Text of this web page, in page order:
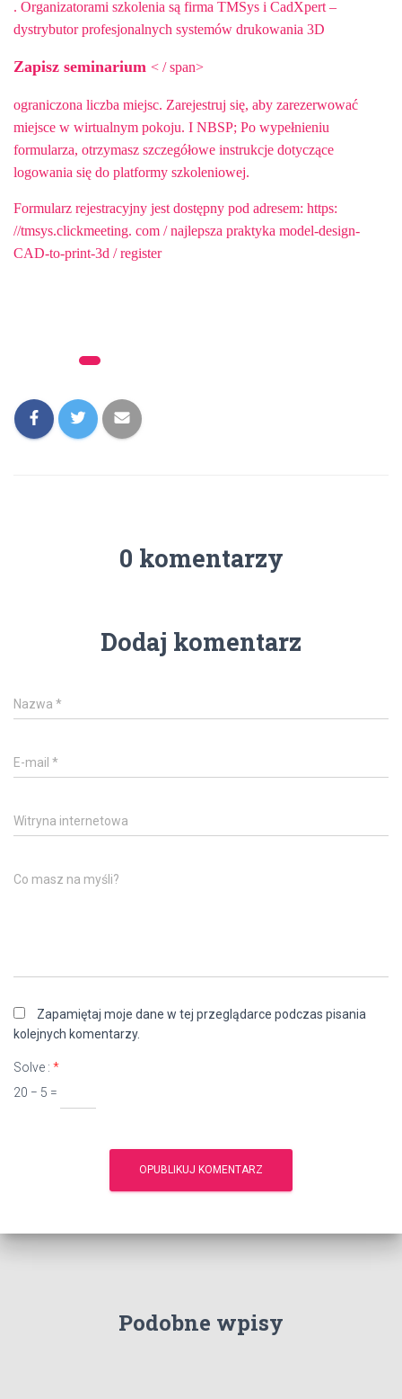
. Organizatorami szkolenia są firma TMSys i CadXpert –
dystrybutor profesjonalnych systemów drukowania 3D
Zapisz seminarium < / span>
ograniczona liczba miejsc. Zarejestruj się, aby zarezerwować
miejsce w wirtualnym pokoju. I NBSP; Po wypełnieniu
formularza, otrzymasz szczegółowe instrukcje dotyczące
logowania się do platformy szkoleniowej.
Formularz rejestracyjny jest dostępny pod adresem: https:
//tmsys.clickmeeting. com / najlepsza praktyka model-design-
CAD-to-print-3d / register
0 komentarzy
Dodaj komentarz
Nazwa *
E-mail *
Witryna internetowa
Co masz na myśli?
Zapamiętaj moje dane w tej przeglądarce podczas pisania
kolejnych komentarzy.
Solve : *
20 − 5 =
Podobne wpisy